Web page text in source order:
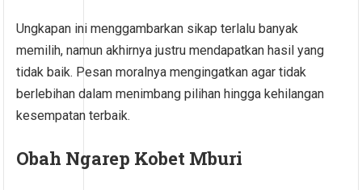
Ungkapan ini menggambarkan sikap terlalu banyak
memilih, namun akhirnya justru mendapatkan hasil yang
tidak baik. Pesan moralnya mengingatkan agar tidak
berlebihan dalam menimbang pilihan hingga kehilangan
kesempatan terbaik.
Obah Ngarep Kobet Mburi